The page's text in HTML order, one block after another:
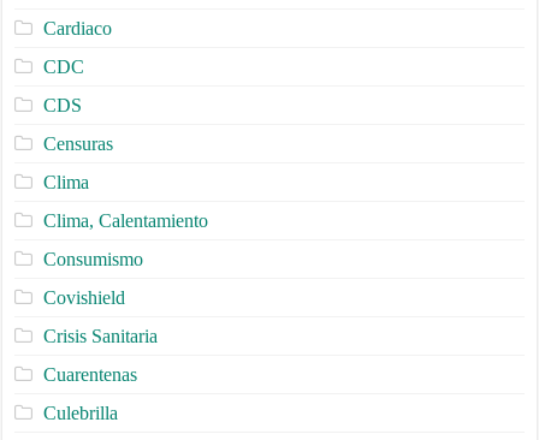
Cardiaco
CDC
CDS
Censuras
Clima
Clima, Calentamiento
Consumismo
Covishield
Crisis Sanitaria
Cuarentenas
Culebrilla